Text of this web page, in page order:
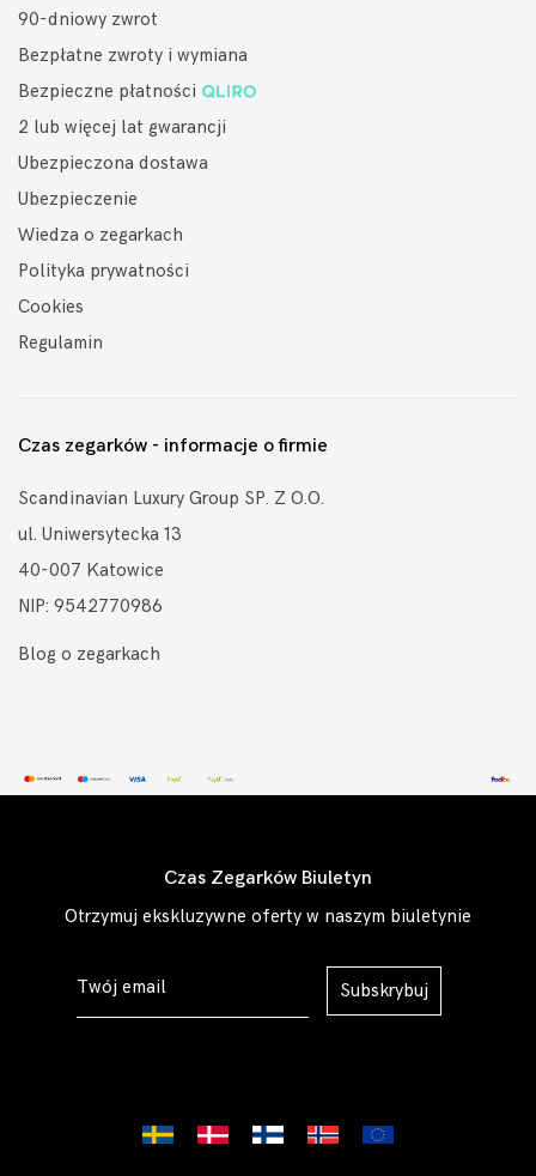
90-dniowy zwrot
Bezpłatne zwroty i wymiana
Bezpieczne płatności
2 lub więcej lat gwarancji
Ubezpieczona dostawa
Ubezpieczenie
Wiedza o zegarkach
Polityka prywatności
Cookies
Regulamin
Czas zegarków - informacje o firmie
Scandinavian Luxury Group SP. Z O.O.
ul. Uniwersytecka 13
40-007 Katowice
NIP: 9542770986
Blog o zegarkach
Czas Zegarków Biuletyn
Otrzymuj ekskluzywne oferty w naszym biuletynie
Subskrybuj